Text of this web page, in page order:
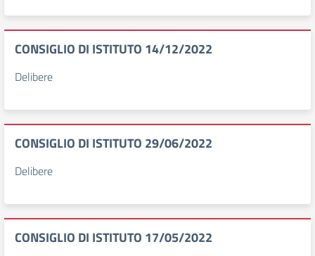
CONSIGLIO DI ISTITUTO 14/12/2022
Delibere
CONSIGLIO DI ISTITUTO 29/06/2022
Delibere
CONSIGLIO DI ISTITUTO 17/05/2022